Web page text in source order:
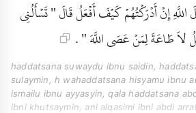
اللَّهِ إِنْ أَدْرَكْتُهُمْ كَيْفَ أَفْعَلُ قَالَ " تَسْأَلُنِي
لاَ طَاعَةَ لِمَنْ عَصَى اللَّهَ " .
haddatsana suwaydu ibnu saidin,
sulaymin, h wahaddatsana hisyamu ibnu
ismailu ibnu ayyasyin, qala haddatsana
ibni khutsaymin, ani alqasimi ibni abdi